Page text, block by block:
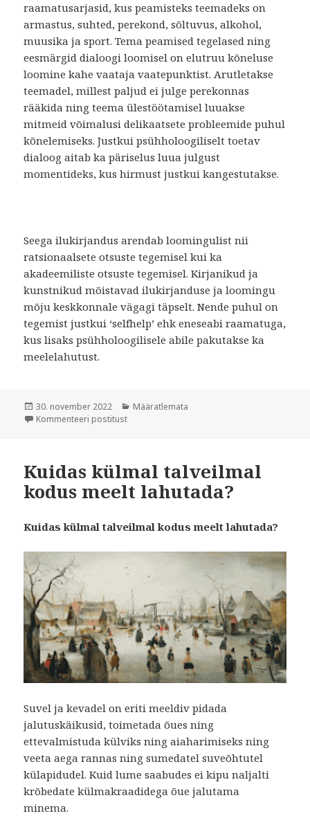
raamatusarjasid, kus peamisteks teemadeks on
armastus, suhted, perekond, sõltuvus, alkohol,
muusika ja sport. Tema peamised tegelased ning
eesmärgid dialoogi loomisel on elutruu kõneluse
loomine kahe vaataja vaatepunktist. Arutletakse
teemadel, millest paljud ei julge perekonnas
rääkida ning teema ülestöötamisel luuakse
mitmeid võimalusi delikaatsete probleemide puhul
kõnelemiseks. Justkui psühholoogiliselt toetav
dialoog aitab ka päriselus luua julgust
momentideks, kus hirmust justkui kangestutakse.
Seega ilukirjandus arendab loomingulist nii
ratsionaalsete otsuste tegemisel kui ka
akadeemiliste otsuste tegemisel. Kirjanikud ja
kunstnikud mõistavad ilukirjanduse ja loomingu
mõju keskkonnale vägagi täpselt. Nende puhul on
tegemist justkui ‘selfhelp’ ehk eneseabi raamatuga,
kus lisaks psühholoogilisele abile pakutakse ka
meelelahutust.
Postitatud
30. november 2022 Rubriigid
Määratlemata
Kommenteeri postitust
Kuidas külmal talveilmal
kodus meelt lahutada?
Kuidas külmal talveilmal kodus meelt lahutada?
Suvel ja kevadel on eriti meeldiv pidada
jalutuskäikusid, toimetada õues ning
ettevalmistuda külviks ning aiaharimiseks ning
veeta aega rannas ning sumedatel suveõhtutel
külapidudel. Kuid lume saabudes ei kipu naljalti
krõbedate külmakraadidega õue jalutama
minema.